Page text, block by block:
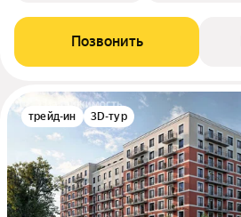
Позвонить
трейд-ин 3D-тур